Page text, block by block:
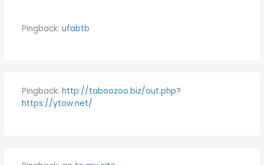
Pingback: ufabtb
Pingback: http://taboozoo.biz/out.php?
https://ytow.net/